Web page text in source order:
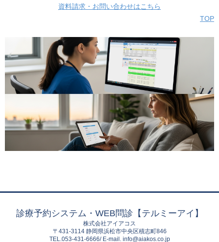
資料請求・お問い合わせはこちら
TOP
診療予約システム・WEB問診【テルミーアイ】
株式会社アイアコス
〒431-3114 静岡県浜松市中央区積志町846
TEL.053-431-6666/ E-mail. info@aiakos.co.jp